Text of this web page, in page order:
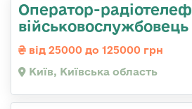
Оператор-
військовослужбовець
від 25000 до 125000 грн
Київ, Київська область